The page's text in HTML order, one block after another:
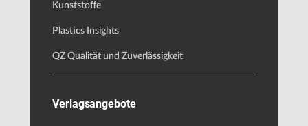
Kunststoffe
Plastics Insights
QZ Qualität und Zuverlässigkeit
Verlagsangebote